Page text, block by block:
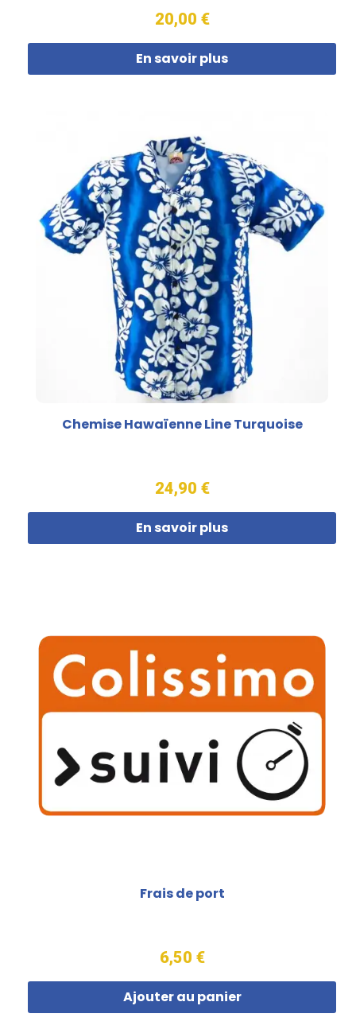
20,00 €
En savoir plus
Chemise Hawaïenne Line Turquoise
24,90 €
En savoir plus
Frais de port
6,50 €
Ajouter au panier